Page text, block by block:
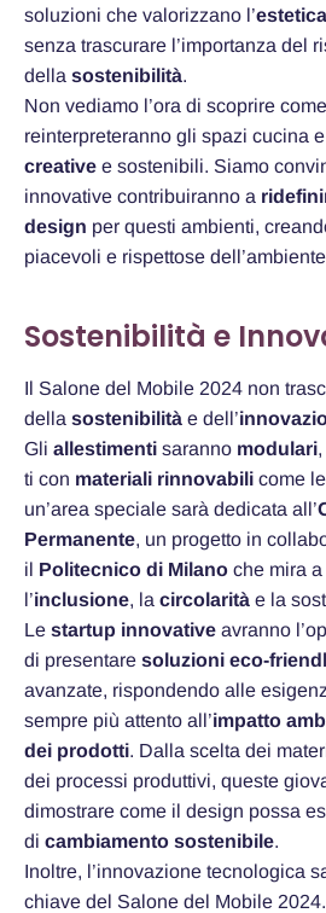
soluzioni che valorizzano l’estetica
senza trascurare l’importanza del
della sostenibilità.
Non vediamo l’ora di scoprire
reinterpreteranno gli spazi cucina
creative e sostenibili. Siamo
innovative contribuiranno a
design per questi ambienti,
piacevoli e rispettose
Sostenibilità e
Il Salone del Mobile 2024 non
della sostenibilità e dell’
Gli allestimenti saranno modulari,
ti con materiali rinnovabili come
un’area speciale sarà dedicata all’
Permanente, un progetto in
il Politecnico di Milano che mira
l’inclusione, la circolarità e la
Le startup innovative avranno
di presentare soluzioni eco-
avanzate, rispondendo alle
sempre più attento all’impatto
dei prodotti. Dalla scelta dei
dei processi produttivi, queste
dimostrare come il design possa
di cambiamento sostenibile.
Inoltre, l’innovazione tecnologica
chiave del Salone del Mobile